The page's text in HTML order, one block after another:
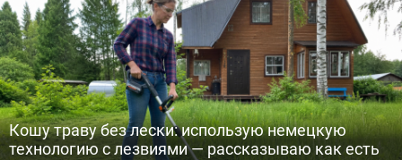
Кошу траву без лески: использую немецкую
технологию с лезвиями — рассказываю как есть